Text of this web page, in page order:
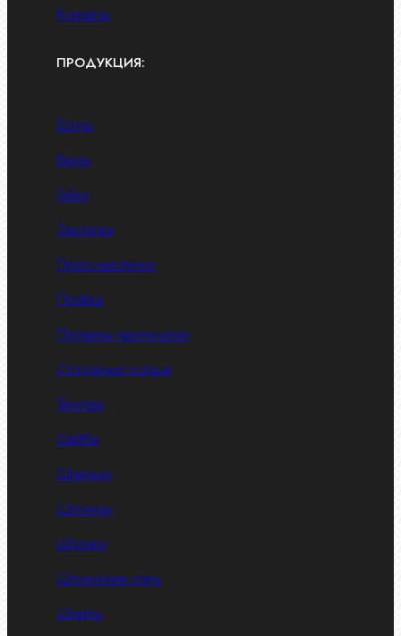
Контакты
ПРОДУКЦИЯ:
Болты
Винты
Гайки
Заклепки
Пресс-масленки
Пробки
Пружины тарельчатые
Стопорные кольца
Такелаж
Шайбы
Шпильки
Шплинты
Шпонки
Шпоночная сталь
Штифты